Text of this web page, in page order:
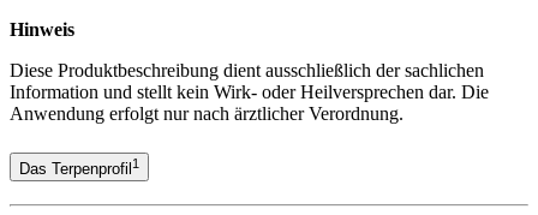
Hinweis
Diese Produktbeschreibung dient ausschließlich der sachlichen
Information und stellt kein Wirk- oder Heilversprechen dar. Die
Anwendung erfolgt nur nach ärztlicher Verordnung.
Das Terpenprofil1